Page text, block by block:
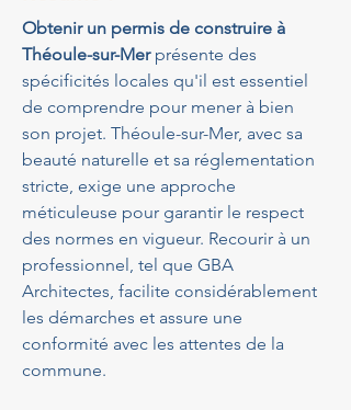
Obtenir un permis de construire à
Théoule-sur-Mer présente des
spécificités locales qu'il est essentiel
de comprendre pour mener à bien
son projet. Théoule-sur-Mer, avec sa
beauté naturelle et sa réglementation
stricte, exige une approche
méticuleuse pour garantir le respect
des normes en vigueur. Recourir à un
professionnel, tel que GBA
Architectes, facilite considérablement
les démarches et assure une
conformité avec les attentes de la
commune.